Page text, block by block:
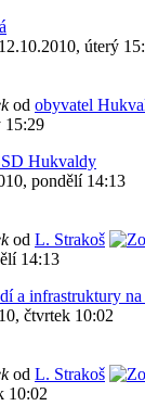
úterý
od obyvatel
15:29
Hukvaldy
pondělí 14:13
od L. Strakoš
14:13
a infrastruktury
čtvrtek 10:02
od L. Strakoš
10:02